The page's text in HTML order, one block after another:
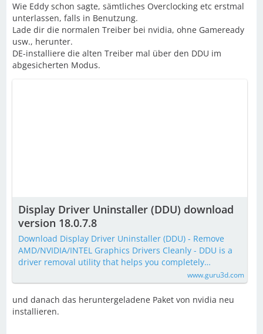
meistens fehlerfrei.
Das kann in meinen Augen jedoch nicht die (dauerhafte)
Lösung sein.
Wie Eddy schon sagte, sämtliches Overclocking etc erstmal
unterlassen, falls in Benutzung.
Lade dir die normalen Treiber bei nvidia, ohne Gameready
usw., herunter.
DE-installiere die alten Treiber mal über den DDU im
abgesicherten Modus.
Display Driver Uninstaller (DDU) download
version 18.0.7.8
Download Display Driver Uninstaller (DDU) - Remove
AMD/NVIDIA/INTEL Graphics Drivers Cleanly - DDU is a
driver removal utility that helps you completely…
www.guru3d.com
und danach das heruntergeladene Paket von nvidia neu
installieren.